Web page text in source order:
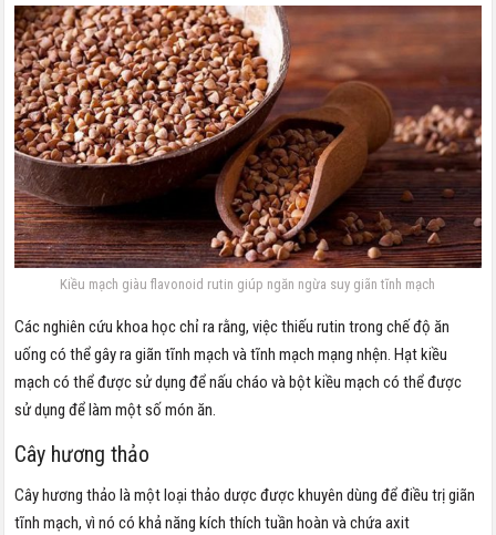
Kiều mạch giàu flavonoid rutin giúp ngăn ngừa suy giãn tĩnh mạch
Các nghiên cứu khoa học chỉ ra rằng, việc thiếu rutin trong chế độ ăn
uống có thể gây ra giãn tĩnh mạch và tĩnh mạch mạng nhện. Hạt kiều
mạch có thể được sử dụng để nấu cháo và bột kiều mạch có thể được
sử dụng để làm một số món ăn.
Cây hương thảo
Cây hương thảo là một loại thảo dược được khuyên dùng để điều trị giãn
tĩnh mạch, vì nó có khả năng kích thích tuần hoàn và chứa axit